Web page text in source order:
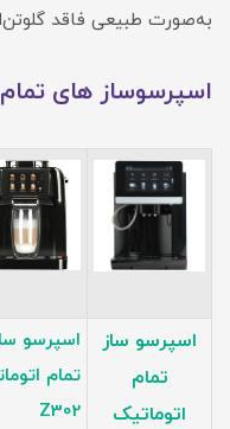
به‌صورت طبیعی فاقد
اسپرسوساز های
اسپرسو ساز
تمام
اتوماتیک
اسپرسو
تمام
Z302